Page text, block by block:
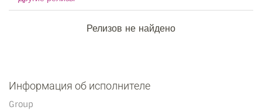
Релизов не найдено
Информация об исполнителе
Group